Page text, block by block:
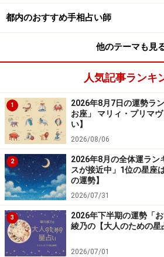
ました。友人からの誘い、紹介に
頼まなくても、勝手に話が動いて
ていくでしょう。これまで当たり
人と連絡が取りにくくなったり、
思いますが、これは絆が潜伏して
年経てば、縁が戻ります。「あの
は、ＮＧ。心機一転、新しい信頼
す。
都内のおすすめ手相占い師
他のテーマも見
人気記事ランキ
1
2026年8月7日の運勢ラ
お座」 マリィ・プリマ
い】
2026/08/06
2
2026年8月の全体運ラン
スが接近中」1位の星座
の運勢】
2026/07/31
3
2026年下半期の運勢「
綾乃の【大人のための星
2026/07/01